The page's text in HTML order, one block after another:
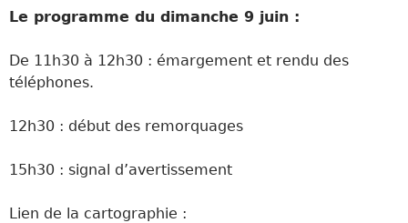
Le programme du dimanche 9 juin :
De 11h30 à 12h30 : émargement et rendu des
téléphones.
12h30 : début des remorquages
15h30 : signal d’avertissement
Lien de la cartographie :